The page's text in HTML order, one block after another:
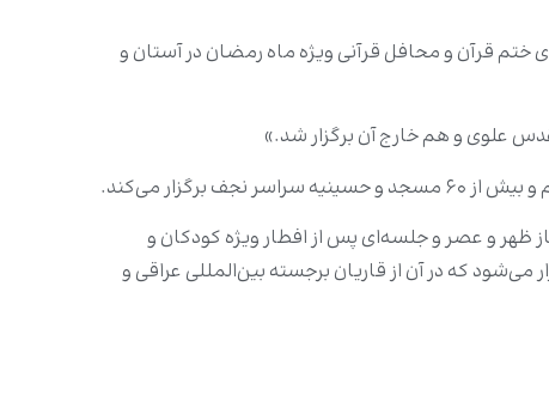
ختم قرآن و محافل قرآنی ویژه ماه رمضان در آستان و
علوی و هم خارج آن برگزار شد.»
می‌کند.
ظهر و عصر و جلسه‌ای پس از افطار ویژه کودکان و
۲۴ در صحن مطهر امام علی‌ علیه‌السلام برگزار می‌شود که در آن از قاریان برجسته بین‌المللی عراقی و